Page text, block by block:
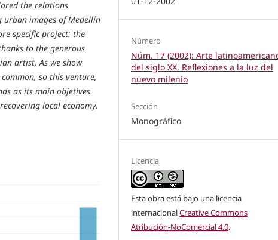
the relations
urban images of Medellín
specific project: the
to the generous
artist. As we show
so this venture,
as its main objetives
local economy.
Número
Núm. 17 (2002): Arte
del siglo XX. Reflexiones a la luz del
nuevo milenio
Sección
Monográfico
Licencia
Esta obra está bajo una licencia
internacionalCreative Commons
Atribución-NoComercial 4.0.